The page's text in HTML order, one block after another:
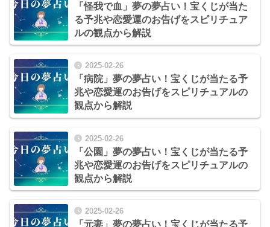
「怪我で血」夢の夢占い！宝くじが当た
る予兆や恋愛運のお告げをスピリチュア
ルの観点から解説
2025-02-26
「病院」夢の夢占い！宝くじが当たる予
兆や恋愛運のお告げをスピリチュアルの
観点から解説
2025-02-26
「公園」夢の夢占い！宝くじが当たる予
兆や恋愛運のお告げをスピリチュアルの
観点から解説
2025-02-26
「元妻」夢の夢占い！宝くじが当たる予